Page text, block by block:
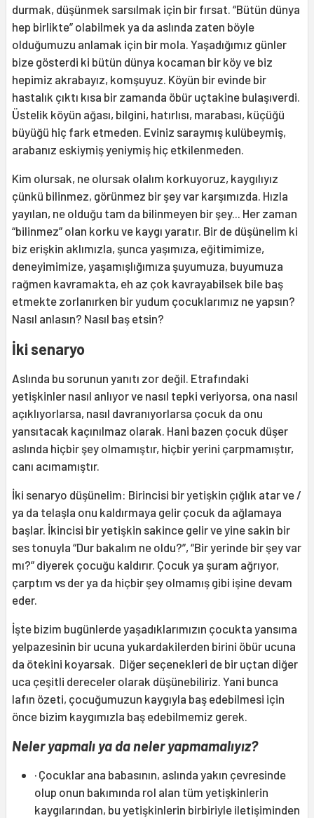
durmak, düşünmek sarsılmak için bir fırsat. “Bütün dünya
hep birlikte” olabilmek ya da aslında zaten böyle
olduğumuzu anlamak için bir mola. Yaşadığımız günler
bize gösterdi ki bütün dünya kocaman bir köy ve biz
hepimiz akrabayız, komşuyuz. Köyün bir evinde bir
hastalık çıktı kısa bir zamanda öbür uçtakine bulaşıverdi.
Üstelik köyün ağası, bilgini, hatırlısı, marabası, küçüğü
büyüğü hiç fark etmeden. Eviniz saraymış kulübeymiş,
arabanız eskiymiş yeniymiş hiç etkilenmeden.
Kim olursak, ne olursak olalım korkuyoruz, kaygılıyız
çünkü bilinmez, görünmez bir şey var karşımızda. Hızla
yayılan, ne olduğu tam da bilinmeyen bir şey... Her zaman
“bilinmez” olan korku ve kaygı yaratır. Bir de düşünelim ki
biz erişkin aklımızla, şunca yaşımıza, eğitimimize,
deneyimimize, yaşamışlığımıza şuyumuza, buyumuza
rağmen kavramakta, eh az çok kavrayabilsek bile baş
etmekte zorlanırken bir yudum çocuklarımız ne yapsın?
Nasıl anlasın? Nasıl baş etsin?
İki senaryo
Aslında bu sorunun yanıtı zor değil. Etrafındaki
yetişkinler nasıl anlıyor ve nasıl tepki veriyorsa, ona nasıl
açıklıyorlarsa, nasıl davranıyorlarsa çocuk da onu
yansıtacak kaçınılmaz olarak. Hani bazen çocuk düşer
aslında hiçbir şey olmamıştır, hiçbir yerini çarpmamıştır,
canı acımamıştır.
İki senaryo düşünelim: Birincisi bir yetişkin çığlık atar ve /
ya da telaşla onu kaldırmaya gelir çocuk da ağlamaya
başlar. İkincisi bir yetişkin sakince gelir ve yine sakin bir
ses tonuyla “Dur bakalım ne oldu?”, “Bir yerinde bir şey var
mı?” diyerek çocuğu kaldırır. Çocuk ya şuram ağrıyor,
çarptım vs der ya da hiçbir şey olmamış gibi işine devam
eder.
İşte bizim bugünlerde yaşadıklarımızın çocukta yansıma
yelpazesinin bir ucuna yukardakilerden birini öbür ucuna
da ötekini koyarsak. Diğer seçenekleri de bir uçtan diğer
uca çeşitli dereceler olarak düşünebiliriz. Yani bunca
lafın özeti, çocuğumuzun kaygıyla baş edebilmesi için
önce bizim kaygımızla baş edebilmemiz gerek.
Neler yapmalı ya da neler yapmamalıyız?
· Çocuklar ana babasının, aslında yakın çevresinde
olup onun bakımında rol alan tüm yetişkinlerin
kaygılarından, bu yetişkinlerin birbiriyle iletişiminden